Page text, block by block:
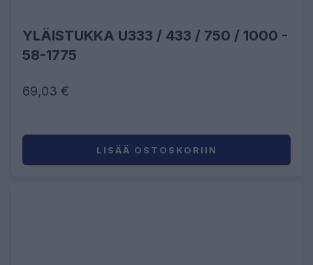
YLÄISTUKKA U333 / 433 / 750 / 1000 -
58-1775
69,03 €
LISÄÄ OSTOSKORIIN